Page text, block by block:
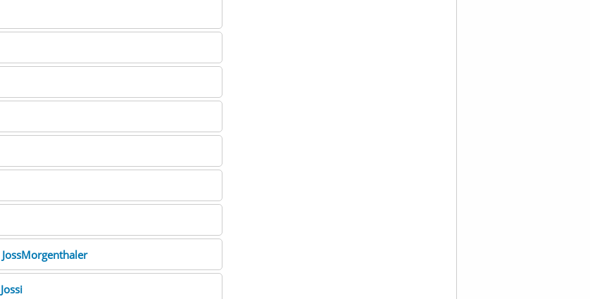
JossMorgenthaler
Jossi